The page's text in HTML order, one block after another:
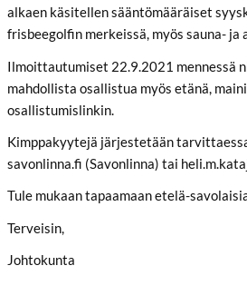
alkaen käsitellen sääntömääräiset
frisbeegolfin merkeissä, myös sauna-
Ilmoittautumiset 22.9.2021 mennessä
mahdollista osallistua myös etänä,
osallistumislinkin.
Kimppakyytejä järjestetään
savonlinna.fi (Savonlinna) tai
Tule mukaan tapaamaan etelä-
Terveisin,
Johtokunta